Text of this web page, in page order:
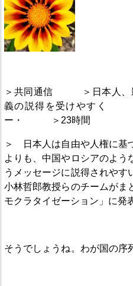
＞共同通信 ＞日本人、影
義の説得を受けやすく
ー・ ＞23時間
＞ 日本人は自由や人権に基
よりも、中国やロシアのよう
うメッセージに説得されや
小林哲郎教授らのチームがま
モクラタイゼーション」に発
そうでしょうね。わが国の序